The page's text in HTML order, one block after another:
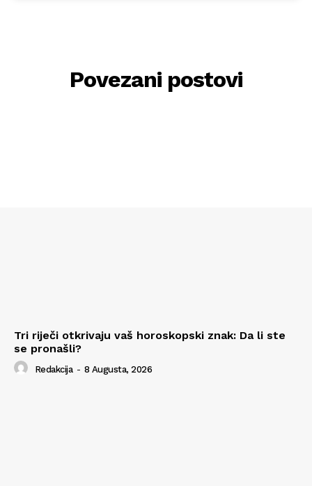
Povezani postovi
Tri riječi otkrivaju vaš horoskopski znak: Da li ste
se pronašli?
Redakcija - 8 Augusta, 2026